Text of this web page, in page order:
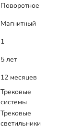
Поворотное
Магнитный
1
5 лет
12 месяцев
Трековые
системы
Трековые
светильники